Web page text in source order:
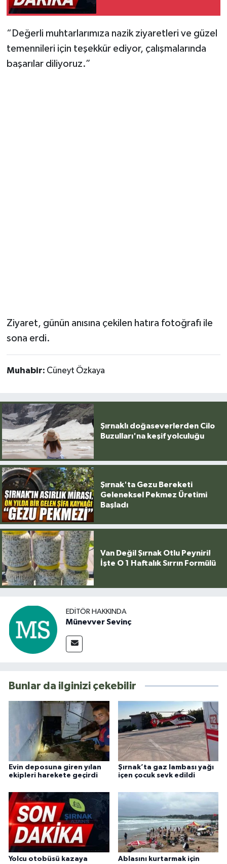
“Değerli muhtarlarımıza nazik ziyaretleri ve güzel
temennileri için teşekkür ediyor, çalışmalarında
başarılar diliyoruz.”
Ziyaret, günün anısına çekilen hatıra fotoğrafı ile
sona erdi.
Muhabir: Cüneyt Özkaya
Şırnaklı doğaseverlerden Cilo
Buzulları'na keşif yolculuğu
Şırnak'ta Gezu Bereketi
Geleneksel Pekmez Üretimi
Başladı
Van Değil Şırnak Otlu Peyniri!
İşte O 1 Haftalık Sırrın Formülü
EDITÖR HAKKINDA
Münevver Sevinç
Bunlar da ilginizi çekebilir
Evin deposuna giren yılan
ekipleri harekete geçirdi
Şırnak’ta gaz lambası yağı
içen çocuk sevk edildi
Yolcu otobüsü kazaya
Ablasını kurtarmak için